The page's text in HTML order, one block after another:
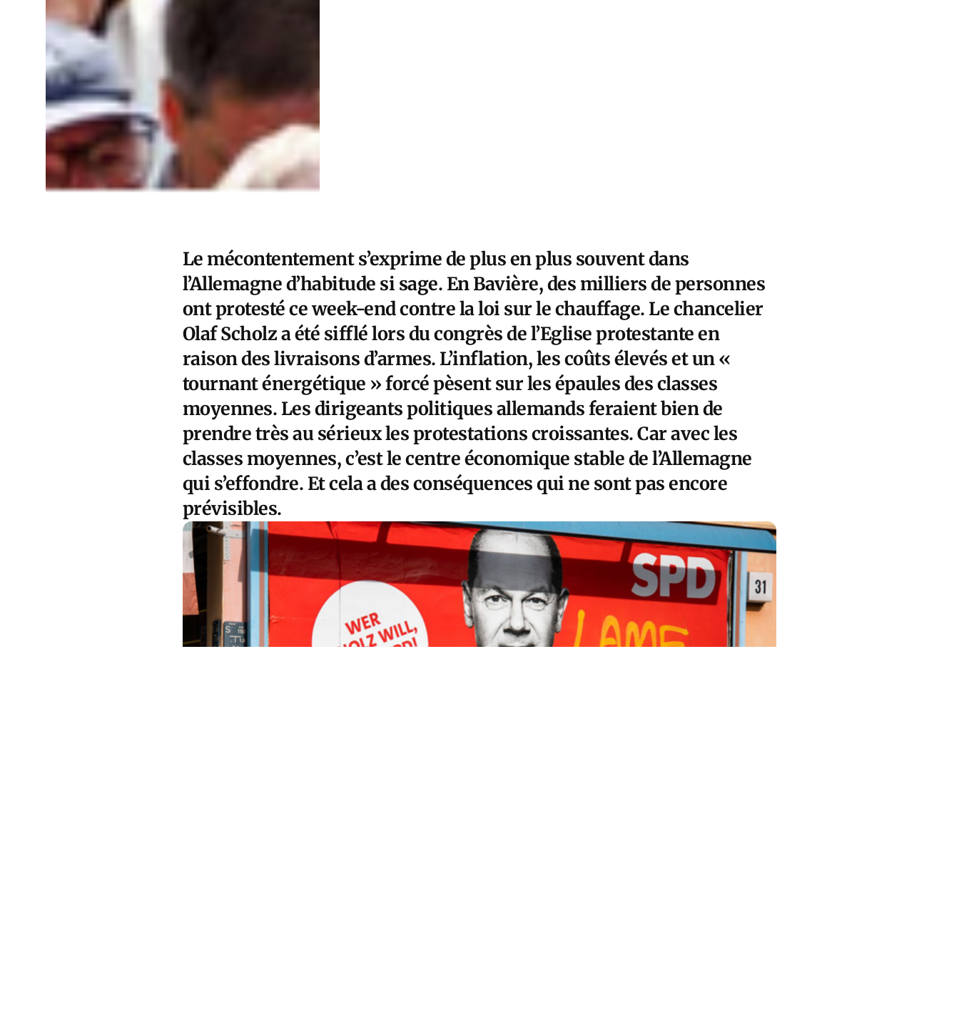
Le mécontentement s’exprime de plus en plus souvent dans
l’Allemagne d’habitude si sage. En Bavière, des milliers de personnes
ont protesté ce week-end contre la loi sur le chauffage. Le chancelier
Olaf Scholz a été sifflé lors du congrès de l’Eglise protestante en
raison des livraisons d’armes. L’inflation, les coûts élevés et un «
tournant énergétique » forcé pèsent sur les épaules des classes
moyennes. Les dirigeants politiques allemands feraient bien de
prendre très au sérieux les protestations croissantes. Car avec les
classes moyennes, c’est le centre économique stable de l’Allemagne
qui s’effondre. Et cela a des conséquences qui ne sont pas encore
prévisibles.